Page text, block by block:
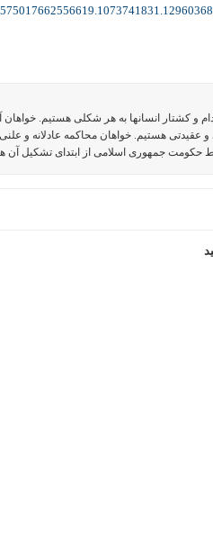
و کشتار انسانها به هر شکلی هستیم.
عقیدتی هستیم. خواهان محاکمه عادلانه و
جمهوری اسلامی از ابتدای تشکیل آن